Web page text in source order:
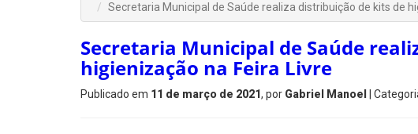
Secretaria Municipal de Saúde realiza distribuição de kits de
Secretaria Municipal de Saúde
higienização na Feira Livre
Publicado em 11 de março de 2021, por Gabriel Manoel |